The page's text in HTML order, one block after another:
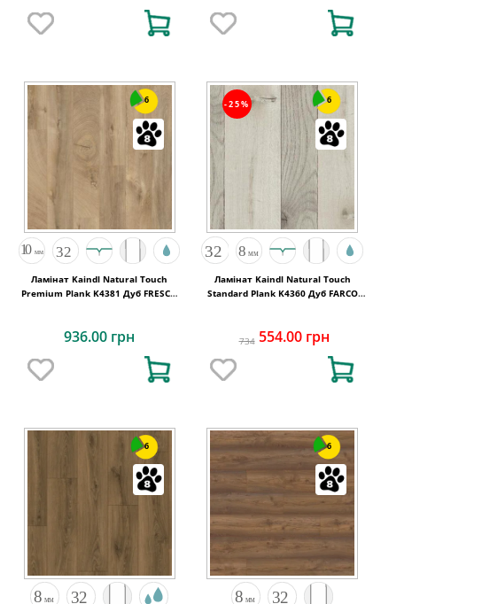
6
Ламінат Kaindl Natural Touch
Premium Plank K4381 Дуб FRESCO
936.00 грн
-25% 6
Ламінат Kaindl Natural Touch
Standard Plank K4360 Дуб FARCO
734 554.00 грн
6 6